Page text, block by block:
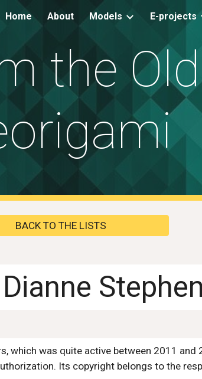
Skip to
Home About Models E-projects
the Old
BACK TO THE LISTS
which was quite active between 2011
Its copyright belongs to the